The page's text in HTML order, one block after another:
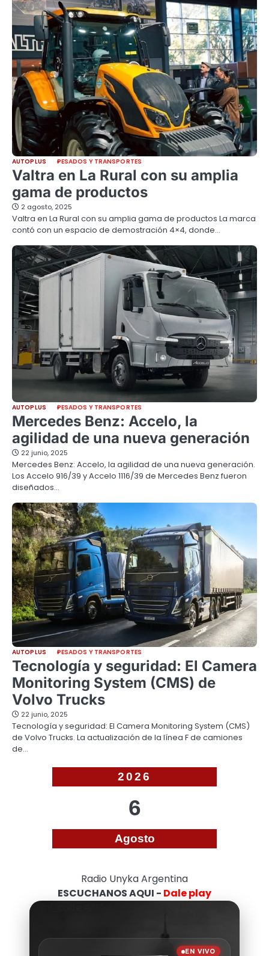
AUTOPLUS PESADOS Y TRANSPORTES
Valtra en La Rural con su amplia
gama de productos
2 agosto, 2025
Valtra en La Rural con su amplia gama de productos La marca
contó con un espacio de demostración 4×4, donde…
AUTOPLUS PESADOS Y TRANSPORTES
Mercedes Benz: Accelo, la
agilidad de una nueva generación
22 junio, 2025
Mercedes Benz: Accelo, la agilidad de una nueva generación.
Los Accelo 916/39 y Accelo 1116/39 de Mercedes Benz fueron
diseñados…
AUTOPLUS PESADOS Y TRANSPORTES
Tecnología y seguridad: El Camera
Monitoring System (CMS) de
Volvo Trucks
22 junio, 2025
Tecnología y seguridad: El Camera Monitoring System (CMS)
de Volvo Trucks. La actualización de la línea F de camiones
de…
2026
6
Agosto
Radio Unyka Argentina
ESCUCHANOS AQUI - Dale play